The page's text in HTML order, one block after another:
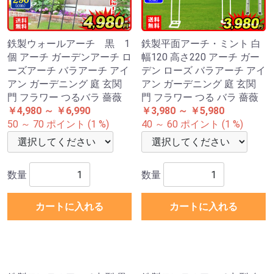
鉄製ウォールアーチ 黒 1
個 アーチ ガーデンアーチ ロ
ーズアーチ バラアーチ アイ
アン ガーデニング 庭 玄関
門 フラワー つるバラ 薔薇
￥4,980 ～ ￥6,990
50 ～ 70 ポイント (1 %)
数量
カートに入れる
鉄製平面アーチ・ミント 白
幅120 高さ220 アーチ ガー
デン ローズ バラアーチ アイ
アン ガーデニング 庭 玄関
門 フラワー つる バラ 薔薇
￥3,980 ～ ￥5,980
40 ～ 60 ポイント (1 %)
数量
カートに入れる